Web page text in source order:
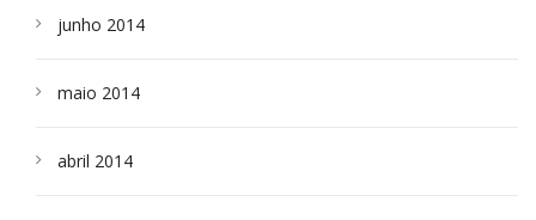
junho 2014
maio 2014
abril 2014